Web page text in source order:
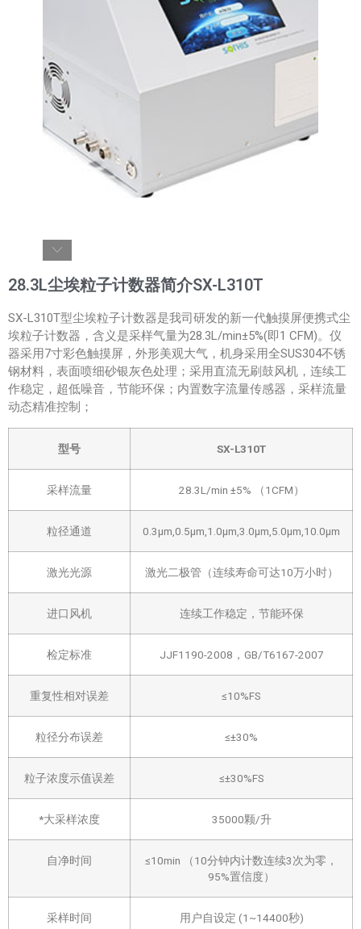
28.3L尘埃粒子计数器简介SX-L310T
SX-L310T型尘埃粒子计数器是我司研发的新一代触摸屏便携式尘
埃粒子计数器，含义是采样气量为28.3L/min±5%(即1 CFM)。仪
器采用7寸彩色触摸屏，外形美观大气，机身采用全SUS304不锈
钢材料，表面喷细砂银灰色处理；采用直流无刷鼓风机，连续工
作稳定，超低噪音，节能环保；内置数字流量传感器，采样流量
动态精准控制；
型号 SX-L310T
采样流量 28.3L/min ±5% （1CFM）
粒径通道 0.3μm,0.5μm,1.0μm,3.0μm,5.0μm,10.0μm
激光光源 激光二极管（连续寿命可达10万小时）
进口风机 连续工作稳定，节能环保
检定标准 JJF1190-2008，GB/T6167-2007
重复性相对误差 ≤10%FS
粒径分布误差 ≤±30%
粒子浓度示值误差 ≤±30%FS
*大采样浓度 35000颗/升
自净时间
≤10min （10分钟内计数连续3次为零，
95%置信度）
采样时间 用户自设定 (1~14400秒)